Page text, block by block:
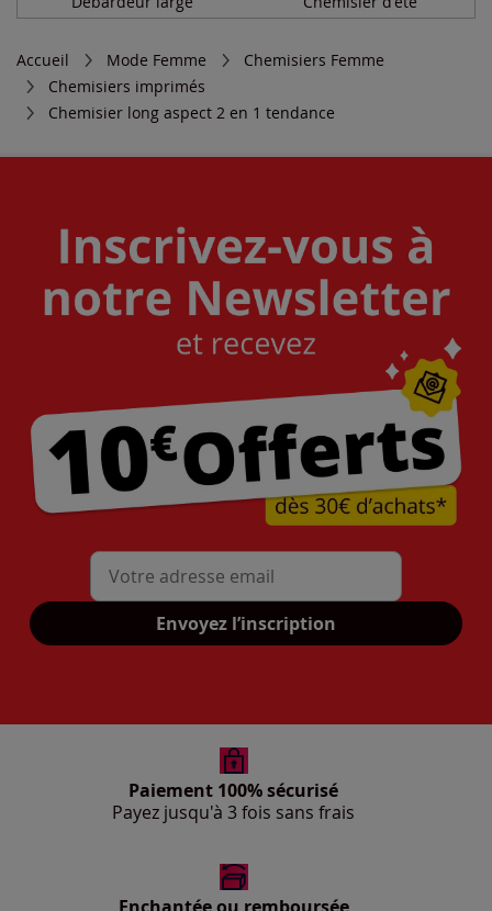
Accueil Mode Femme
Chemisiers Femme
Chemisiers imprimés
Chemisier long aspect 2 en 1 tendance
Mon adresse mail
Envoyez l’inscription
Paiement 100% sécurisé
Payez jusqu'à 3 fois sans frais
Enchantée ou remboursée